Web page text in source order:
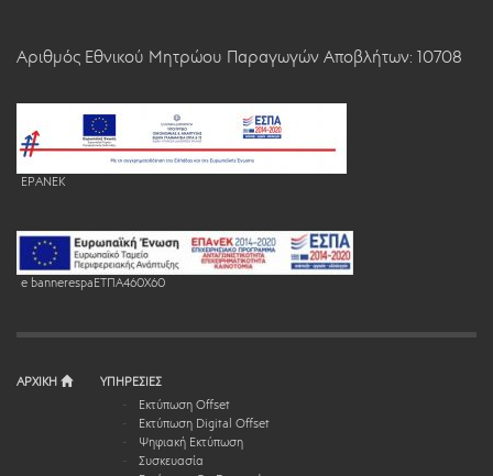
Αριθμός Εθνικού Μητρώου Παραγωγών Αποβλήτων: 10708
EPANEK
e bannerespaEΤΠΑ460X60
ΑΡΧΙΚΗ
ΥΠΗΡΕΣΙΕΣ
Εκτύπωση Offset
Εκτύπωση Digital Offset
Ψηφιακή Εκτύπωση
Συσκευασία